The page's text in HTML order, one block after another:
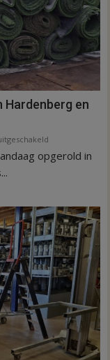
Hardenberg en
Binnen
kunstgras
weg
in
Hardenberg
en
Sibculo
opgerold in